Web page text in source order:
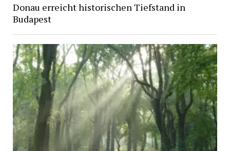
Donau erreicht historischen Tiefstand in
Budapest